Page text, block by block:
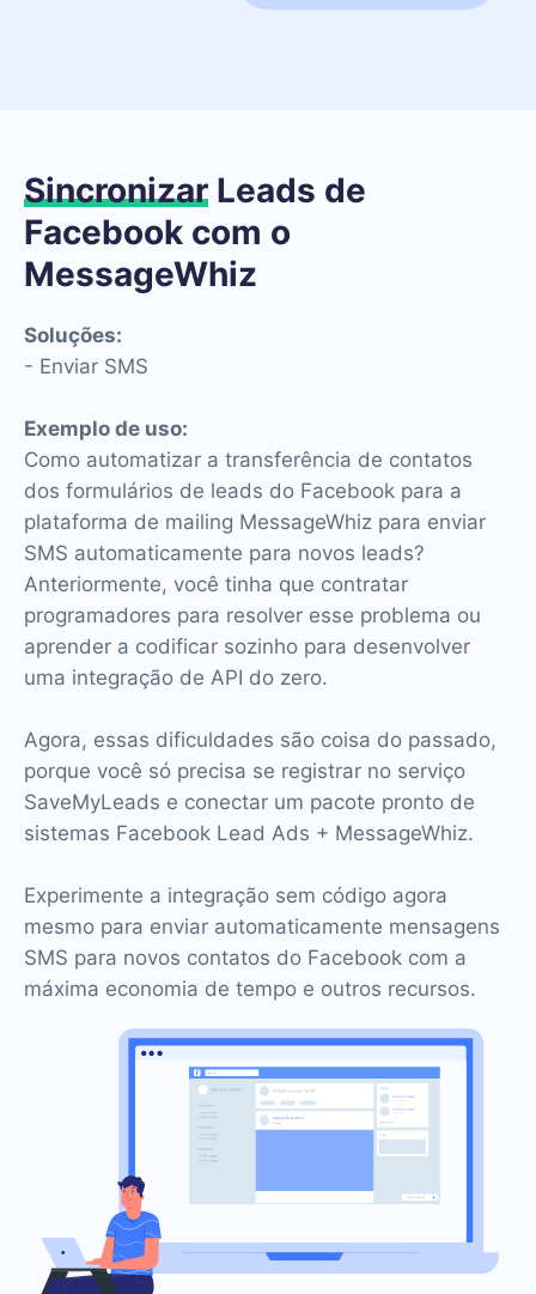
Sincronizar Leads de
Facebook com o
MessageWhiz
Soluções:
- Enviar SMS
Exemplo de uso:
Como automatizar a transferência de contatos
dos formulários de leads do Facebook para a
plataforma de mailing MessageWhiz para enviar
SMS automaticamente para novos leads?
Anteriormente, você tinha que contratar
programadores para resolver esse problema ou
aprender a codificar sozinho para desenvolver
uma integração de API do zero.
Agora, essas dificuldades são coisa do passado,
porque você só precisa se registrar no serviço
SaveMyLeads e conectar um pacote pronto de
sistemas Facebook Lead Ads + MessageWhiz.
Experimente a integração sem código agora
mesmo para enviar automaticamente mensagens
SMS para novos contatos do Facebook com a
máxima economia de tempo e outros recursos.